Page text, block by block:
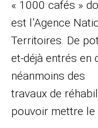
« 1000 cafés »
est l’Agence
Territoires. De
et-déjà entrés en
néanmoins des
travaux de
pouvoir mettre